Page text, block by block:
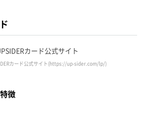
カード公式サイト(https://up-sider.com/lp/)
徴